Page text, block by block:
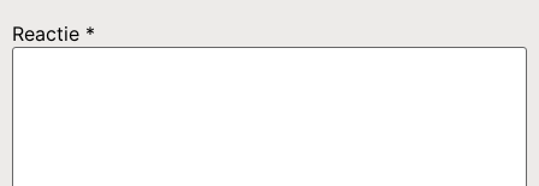
Reactie *